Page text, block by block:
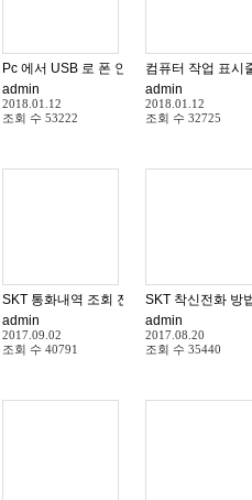
이동전화 수신 통화 및 문자를 전송해 주
Pc 에서 USB 로 폰 인식 안될때 해결 방법
admin
2018.01.12
조회 수 53222
컴퓨터 작업 표시
admin
2018.01.12
조회 수 32725
010휴대폰 해외 로밍요금 해결방법 SK LG
SKT 통화내역 조회 전화번호 와 발신 날짜
admin
2017.09.02
조회 수 40791
SKT 착신전화 방
admin
2017.08.20
조회 수 35440